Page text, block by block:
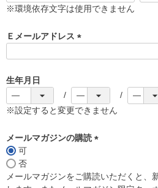
必
)
※環境依存文字は使用できません
Ｅメールアドレス
)
生年月日
※設定すると変更できません
メールマガジンの購読
須
可
否
メールマガジンをご購読いただくと、